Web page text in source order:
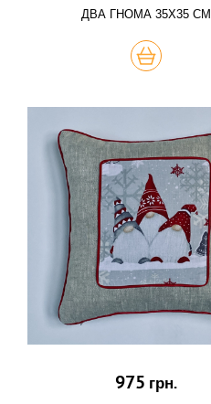
ДВА ГНОМА 35Х35 СМ
КУПИТЬ
975 грн.